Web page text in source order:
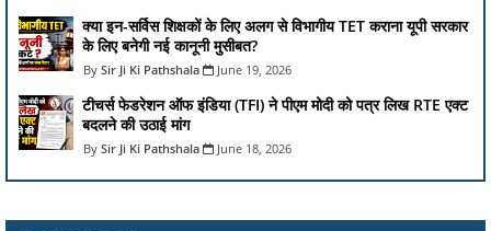
क्या इन-सर्विस शिक्षकों के लिए अलग से विभागीय TET कराना यूपी सरकार
के लिए बनेगी नई कानूनी मुसीबत?
Sir Ji Ki Pathshala June 19, 2026
टीचर्स फेडरेशन ऑफ इंडिया (TFI) ने पीएम मोदी को पत्र लिख RTE एक्ट
बदलने की उठाई मांग
Sir Ji Ki Pathshala June 18, 2026